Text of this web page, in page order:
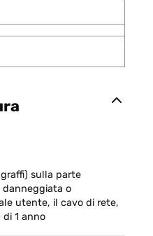
sulla parte
danneggiata o
utente, il cavo di rete,
1 anno